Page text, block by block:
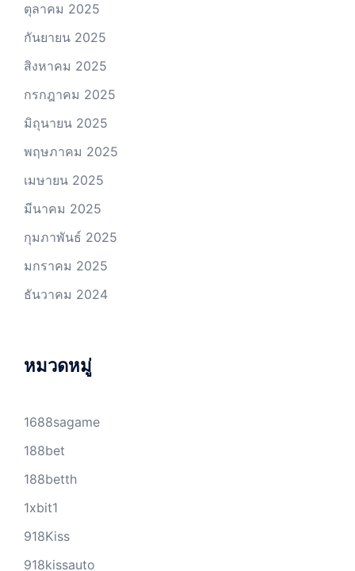
ตุลาคม 2025
กันยายน 2025
สิงหาคม 2025
กรกฎาคม 2025
มิถุนายน 2025
พฤษภาคม 2025
เมษายน 2025
มีนาคม 2025
กุมภาพันธ์ 2025
มกราคม 2025
ธันวาคม 2024
หมวดหมู่
1688sagame
188bet
188betth
1xbit1
918Kiss
918kissauto